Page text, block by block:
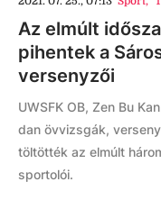
Az elmúlt
pihentek a
versenyzői
UWSFK OB, Zen Bu
dan övvizsgák,
töltötték az elmúlt
sportolói.